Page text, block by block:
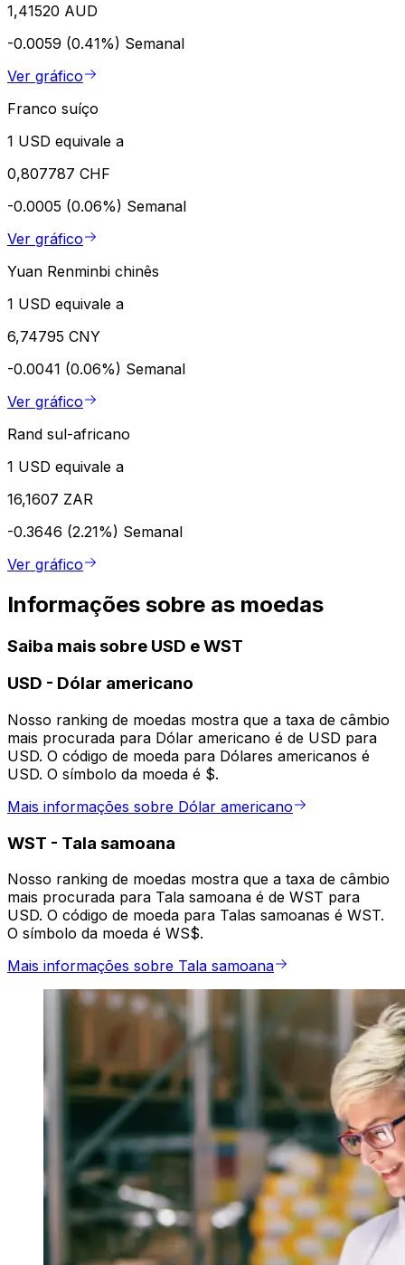
1,41520 AUD
-0.0059 (0.41%) Semanal
Ver gráfico
Franco suíço
1 USD equivale a
0,807787 CHF
-0.0005 (0.06%) Semanal
Ver gráfico
Yuan Renminbi chinês
1 USD equivale a
6,74795 CNY
-0.0041 (0.06%) Semanal
Ver gráfico
Rand sul-africano
1 USD equivale a
16,1607 ZAR
-0.3646 (2.21%) Semanal
Ver gráfico
Informações sobre as moedas
Saiba mais sobre USD e WST
USD - Dólar americano
Nosso ranking de moedas mostra que a taxa de câmbio
mais procurada para Dólar americano é de USD para
USD. O código de moeda para Dólares americanos é
USD. O símbolo da moeda é $.
Mais informações sobre Dólar americano
WST - Tala samoana
Nosso ranking de moedas mostra que a taxa de câmbio
mais procurada para Tala samoana é de WST para
USD. O código de moeda para Talas samoanas é WST.
O símbolo da moeda é WS$.
Mais informações sobre Tala samoana